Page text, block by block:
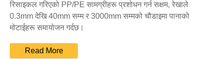
रिसाइकल गरिएको PP/PE सामग्रीहरू प्रशोधन गर्न सक्षम, रेखाले
0.3mm देखि 40mm सम्म र 3000mm सम्मको चौडाइमा पानाको
मोटाईहरू समायोजन गर्दछ।